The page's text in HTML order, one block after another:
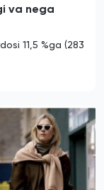
va nega
11,5 %ga (283